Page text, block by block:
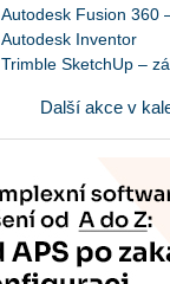
Autodesk Fusion 360
Autodesk Inventor
Trimble SketchUp –
Další akce v